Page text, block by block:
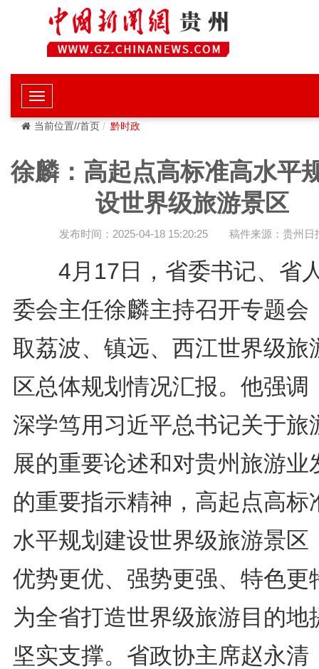
当前位置//首页 黔时政
徐麟：高起点高标准高水平
设世界级旅游景区
发布时间：2025-04-18 15:20:25 稿件来源：贵州日
4月17日，省委书记、省
委会主任徐麟主持召开专题会
取荔波、镇远、西江世界级旅
区总体规划情况汇报。他强调
深学笃用习近平总书记关于旅
展的重要论述和对贵州旅游业
的重要指示精神，高起点高标
水平规划建设世界级旅游景区
优势更优、强势更强、特色更
为全省打造世界级旅游目的地
坚实支撑。省政协主席赵永清